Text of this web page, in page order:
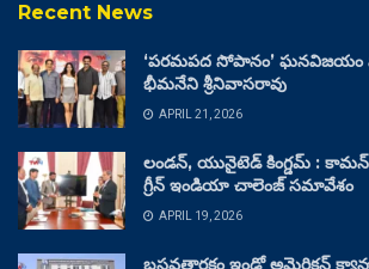
Recent News
‘పరమపద సోపానం’ ఘనవిజయం
భీమనేని శ్రీనివాసరావు
APRIL 21, 2026
లండన్, యునైటెడ్ కింగ్డమ్ :
గ్రీన్ ఇండియా చాలెంజ్ సమావేశం
APRIL 19, 2026
బసవతారకం ఇండో అమెరికన్